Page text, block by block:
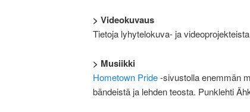
> Videokuvaus
Tietoja lyhytelokuva- ja
> Musiikki
Hometown Pride-sivustolla enemmän
bändeistä ja lehden teosta. Punklehti